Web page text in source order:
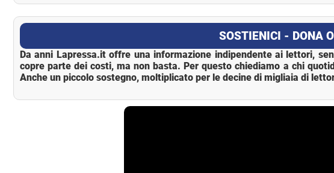
La Pressa
SOSTIENICI - DONA
Da anni Lapressa.it offre una informazione indipendente ai lettori,
copre parte dei costi, ma non basta. Per questo chiediamo a chi
Anche un piccolo sostegno, moltiplicato per le decine di migliaia di